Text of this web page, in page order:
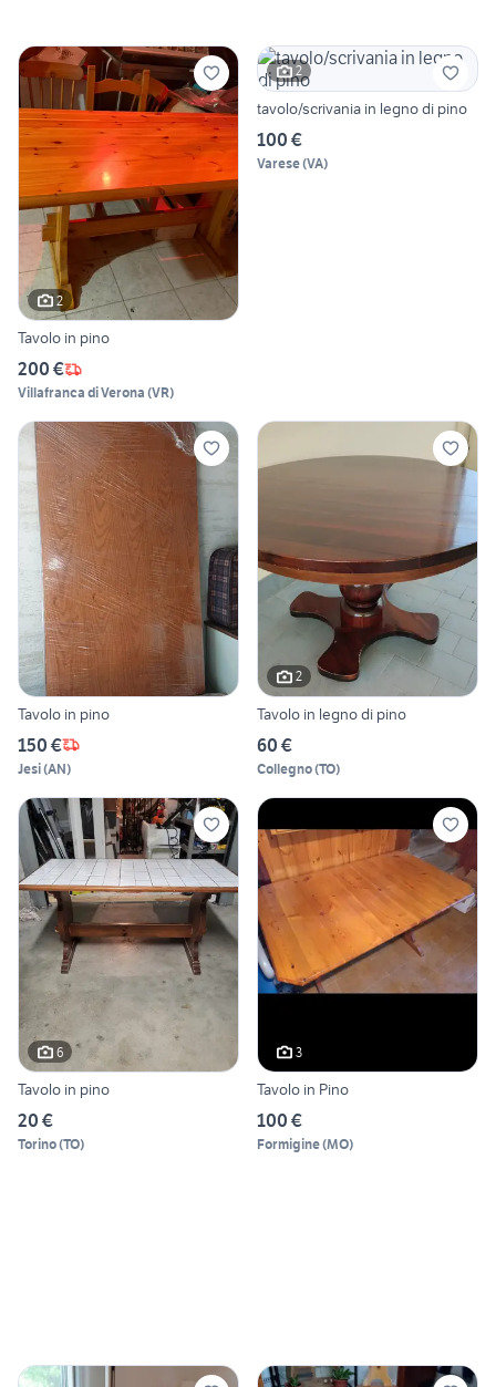
2
Tavolo in pino
200 €
Villafranca di Verona (VR)
2
tavolo/scrivania in legno di pino
100 €
Varese(VA)
Tavolo in pino
150 €
Jesi(AN)
2
Tavolo in legno di pino
60 €
Collegno(TO)
6
Tavolo in pino
20 €
Torino(TO)
3
Tavolo in Pino
100 €
Formigine(MO)